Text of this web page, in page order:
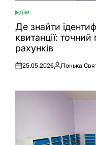
ОПУБЛІКУВАТИ
У
ДІМ
Де знайти
квитанції:
рахунків
Оприлюднено
25.05.2026
Опубліковано
Понька